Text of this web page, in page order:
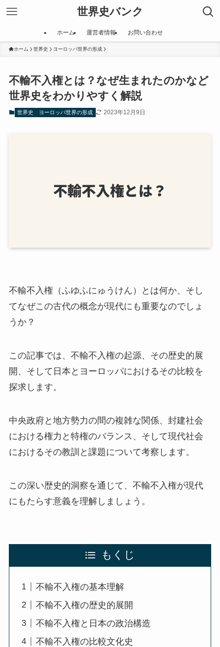
世界史バンク
ホーム 運営者情報 お問い合わせ
ホーム 世界史 ヨーロッパ世界の形成
不輸不入権とは？なぜ生まれたのかなど
世界史をわかりやすく解説
世界史 ヨーロッパ世界の形成 2023年12月9日
不輸不入権（ふゆふにゅうけん）とは何か、そし
てなぜこの古代の概念が現代にも重要なのでしょ
うか？
この記事では、不輸不入権の起源、その歴史的展
開、そして日本とヨーロッパにおけるその比較を
探求します。
中央政府と地方勢力の間の複雑な関係、封建社会
における権力と特権のバランス、そして現代社会
におけるその教訓と課題について考察します。
この深い歴史的洞察を通じて、不輸不入権が現代
にもたらす意義を理解しましょう。
もくじ
不輸不入権の基本理解
不輸不入権の歴史的展開
不輸不入権と日本の政治構造
不輸不入権の比較文化史